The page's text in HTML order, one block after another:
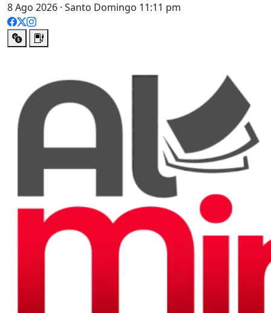
8 Ago 2026 · Santo Domingo 11:11 pm